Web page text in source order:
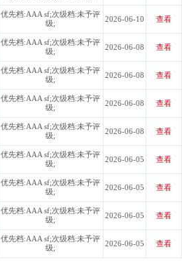
优先档:AAA sf;次级档:未予评
级;
2026-06-10 查看
优先档:AAA sf;次级档:未予评
级;
2026-06-08 查看
优先档:AAA sf;次级档:未予评
级;
2026-06-08 查看
优先档:AAA sf;次级档:未予评
级;
2026-06-08 查看
优先档:AAA sf;次级档:未予评
级;
2026-06-08 查看
优先档:AAA sf;次级档:未予评
级;
2026-06-05 查看
优先档:AAA sf;次级档:未予评
级;
2026-06-05 查看
优先档:AAA sf;次级档:未予评
级;
2026-06-05 查看
优先档:AAA sf;次级档:未予评
级;
2026-06-05 查看